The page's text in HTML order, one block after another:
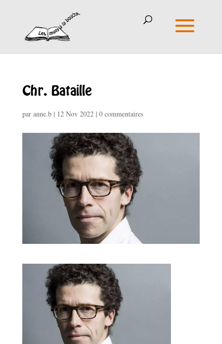
Chr. Bataille
par anne.b| 12 Nov 2022| 0 commentaires